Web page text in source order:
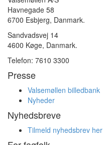
Havnegade 58
6700 Esbjerg, Danmark.
Sandvadsvej 14
4600 Køge, Danmark.
Telefon: 7610 3300
Presse
Valsemøllen billedbank
Nyheder
Nyhedsbreve
Tilmeld nyhedsbrev her